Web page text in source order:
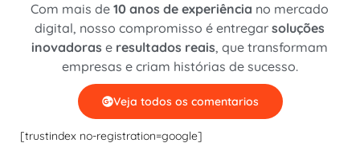
Com mais de10 anos de experiência no mercado
digital, nosso compromisso é entregarsoluções
inovadoras e resultados reais, que transformam
empresas e criam histórias de sucesso.
Veja todos os comentarios
[trustindex no-registration=google]